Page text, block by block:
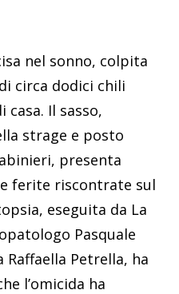
nel sonno, colpita
circa dodici chili
Il sasso,
strage e posto
presenta
ferite riscontrate sul
eseguita da La
Pasquale
Raffaella Petrella, ha
l’omicida ha